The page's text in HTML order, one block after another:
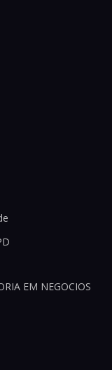
EM NEGOCIOS